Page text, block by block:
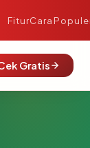
FiturCara
Gratis